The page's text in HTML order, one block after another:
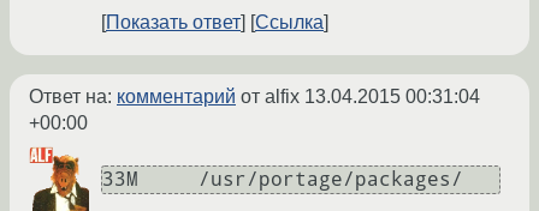
Показать ответ
Ссылка
Ответ на: комментарий от alfix 13.04.2015 00:31:04
+00:00
33M	/usr/portage/packages/